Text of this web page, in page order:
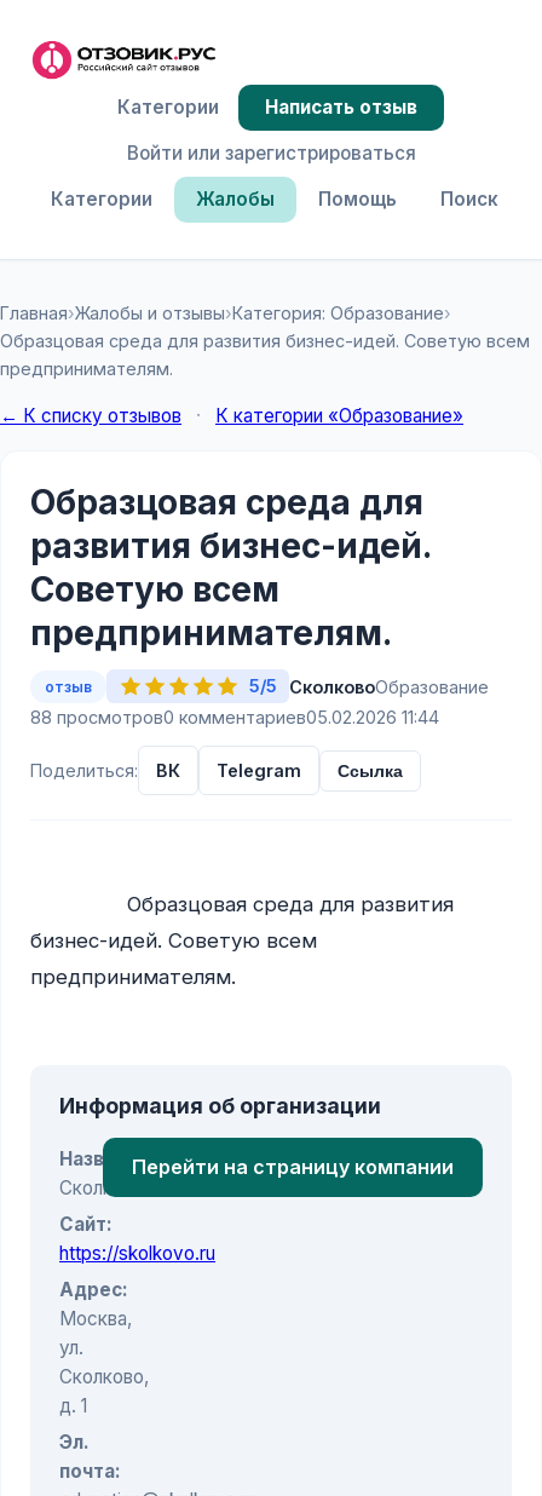
Категории Жалобы Помощь Поиск
Категории
Написать отзыв
Войти или зарегистрироваться
Главная›Жалобы и отзывы›Категория: Образование›
Образцовая среда для развития бизнес-идей. Советую всем
предпринимателям.
← К списку отзывов · К категории «Образование»
Образцовая среда для
развития бизнес-идей.
Советую всем
предпринимателям.
отзыв 5/5 СколковоОбразование
88 просмотров0 комментариев05.02.2026 11:44
Поделиться: ВК Telegram Ссылка
бизнес-идей. Советую всем
предпринимателям.
Информация об организации
Название:
Сколково
Сайт:
https://skolkovo.ru
Адрес:
Москва,
ул.
Сколково,
д. 1
Эл.
почта:
Перейти на страницу компании